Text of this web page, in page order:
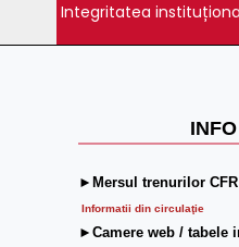
Integritatea
INFO
►Mersul trenurilor CFR
Informatii din circulaţie
►Camere web / tabele